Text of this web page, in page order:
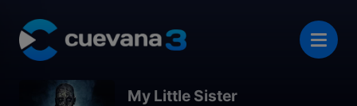
My Little Sister